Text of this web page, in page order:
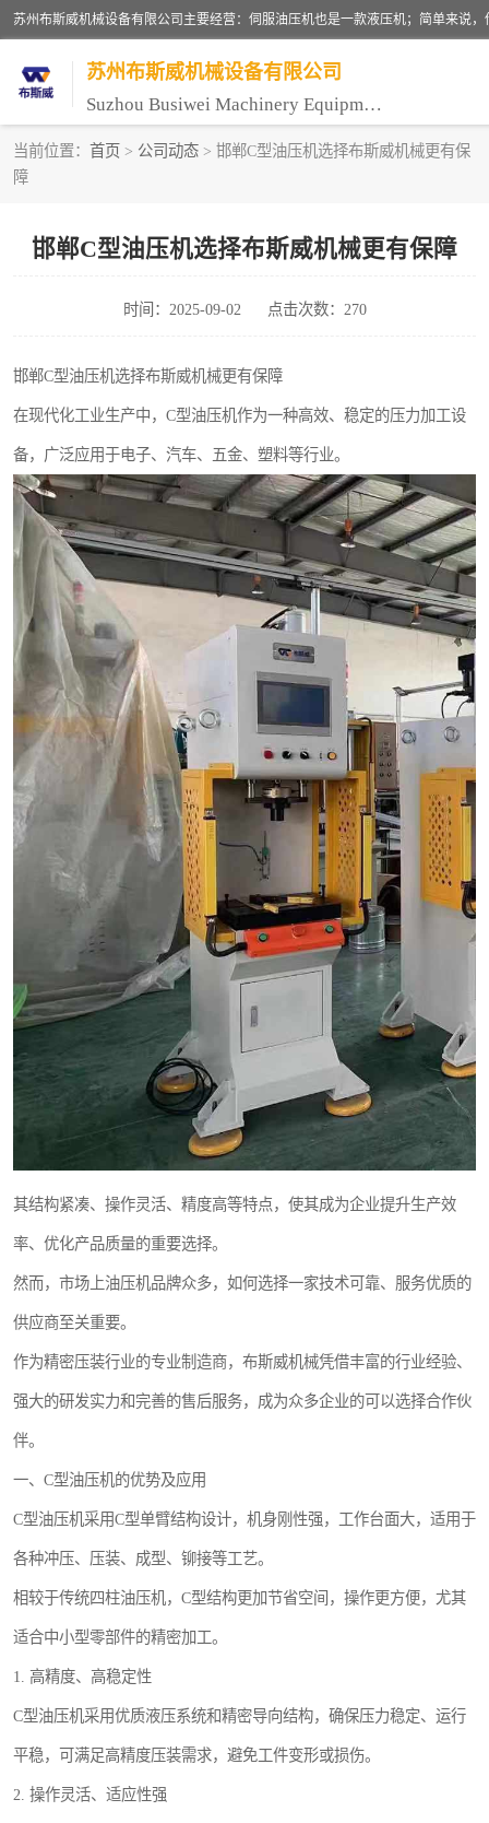
苏州布斯威机械设备有限公司
Suzhou Busiwei Machinery Equipment Co., Ltd.
当前位置： 首页 > 公司动态 > 邯郸C型油压机选择布斯威机械更有保
障
邯郸C型油压机选择布斯威机械更有保障
时间：2025-09-02 点击次数：270
邯郸C型油压机选择布斯威机械更有保障
在现代化工业生产中，C型油压机作为一种高效、稳定的压力加工设
备，广泛应用于电子、汽车、五金、塑料等行业。
其结构紧凑、操作灵活、精度高等特点，使其成为企业提升生产效
率、优化产品质量的重要选择。
然而，市场上油压机品牌众多，如何选择一家技术可靠、服务优质的
供应商至关重要。
作为精密压装行业的专业制造商，布斯威机械凭借丰富的行业经验、
强大的研发实力和完善的售后服务，成为众多企业的可以选择合作伙
伴。
一、C型油压机的优势及应用
C型油压机采用C型单臂结构设计，机身刚性强，工作台面大，适用于
各种冲压、压装、成型、铆接等工艺。
相较于传统四柱油压机，C型结构更加节省空间，操作更方便，尤其
适合中小型零部件的精密加工。
1. 高精度、高稳定性
C型油压机采用优质液压系统和精密导向结构，确保压力稳定、运行
平稳，可满足高精度压装需求，避免工件变形或损伤。
2. 操作灵活、适应性强
数控油压机-伺服油压机
气压机-气动压床